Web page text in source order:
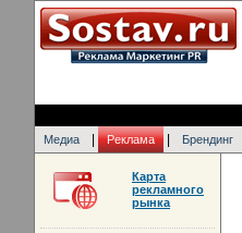
Медиа Реклама Брендинг
Карта
рекламного
рынка